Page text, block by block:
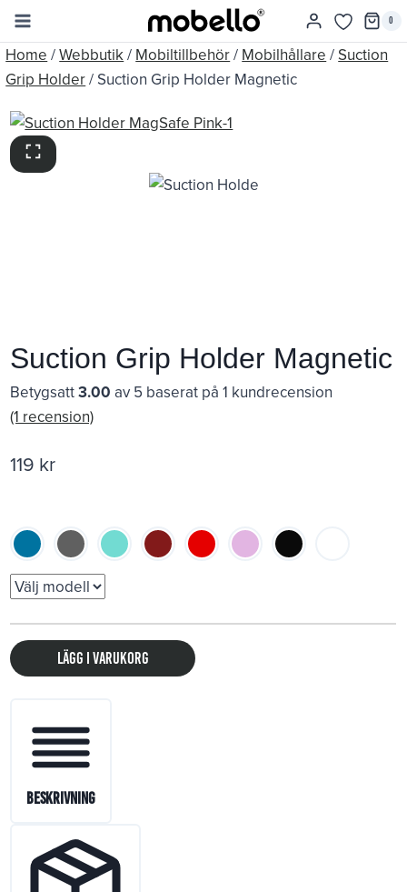
Skip
content
0
Home /Webbutik/ Mobiltillbehör/ Mobilhållare / Suction
Grip Holder/ Suction Grip Holder Magnetic
Suction Grip Holder Magnetic
Betygsatt3.00 av 5 baserat på1 kundrecension
(1 recension)
119 kr
Lägg i varukorg
Beskrivning